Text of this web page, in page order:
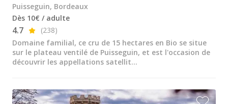
Château de la Rivière
Château de Pressac
Château de Sales
Château du Taillan
Château Fombrauge
Puisseguin, Bordeaux
Dès 10€ / adulte
4.7
(238)
Domaine familial, ce cru de 15 hectares en Bio se situe
sur le plateau ventilé de Puisseguin, et est l'occasion de
découvrir les appellations satellit...